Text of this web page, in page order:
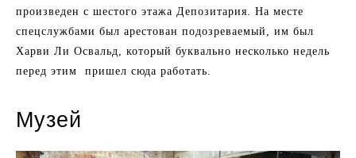
произведен с шестого этажа Депозитария. На месте
спецслужбами был арестован подозреваемый, им был
Харви Ли Освальд, который буквально несколько недель
перед этим пришел сюда работать.
Музей